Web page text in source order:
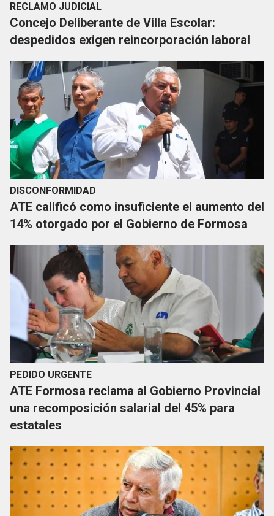
RECLAMO JUDICIAL
Concejo Deliberante de Villa Escolar:
despedidos exigen reincorporación laboral
DISCONFORMIDAD
ATE calificó como insuficiente el aumento del
14% otorgado por el Gobierno de Formosa
PEDIDO URGENTE
ATE Formosa reclama al Gobierno Provincial
una recomposición salarial del 45% para
estatales